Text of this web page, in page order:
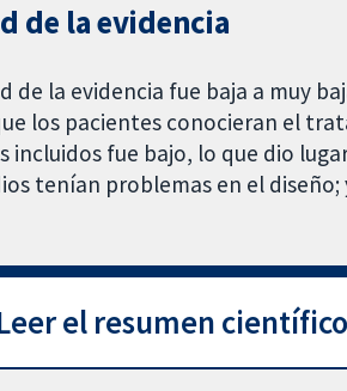
de la evidencia
de la evidencia fue baja a muy
los pacientes conocieran el
incluidos fue bajo, lo que dio
tenían problemas en el
el resumen científico